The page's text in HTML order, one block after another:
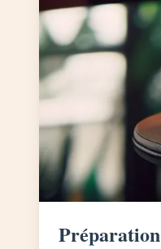
Préparation